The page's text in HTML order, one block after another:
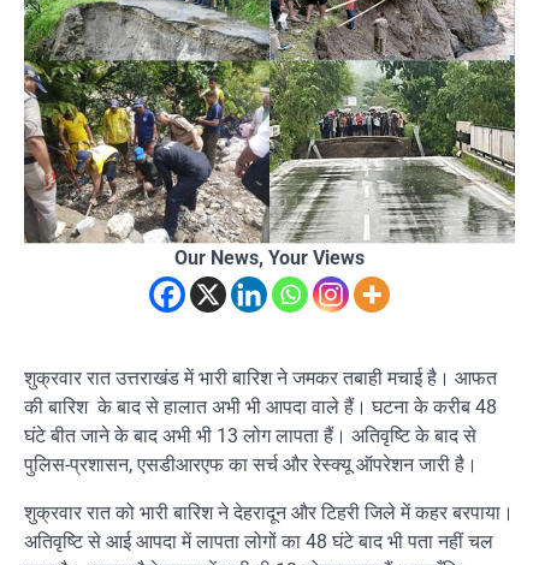
Our News, Your Views
शुक्रवार रात उत्तराखंड में भारी बारिश ने जमकर तबाही मचाई है। आफत
की बारिश के बाद से हालात अभी भी आपदा वाले हैं। घटना के करीब 48
घंटे बीत जाने के बाद अभी भी 13 लोग लापता हैं। अतिवृष्टि के बाद से
पुलिस-प्रशासन, एसडीआरएफ का सर्च और रेस्क्यू ऑपरेशन जारी है।
शुक्रवार रात को भारी बारिश ने देहरादून और टिहरी जिले में कहर बरपाया।
अतिवृष्टि से आई आपदा में लापता लोगों का 48 घंटे बाद भी पता नहीं चल